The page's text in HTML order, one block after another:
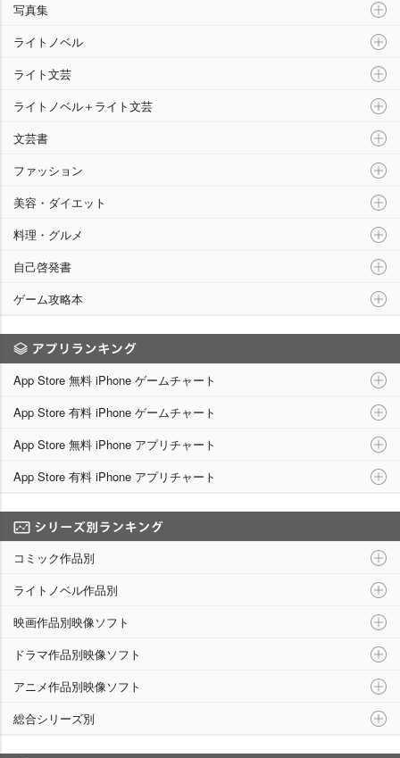
写真集
ライトノベル
ライト文芸
ライトノベル＋ライト文芸
文芸書
ファッション
美容・ダイエット
料理・グルメ
自己啓発書
ゲーム攻略本
App Store 無料 iPhone ゲームチャート
App Store 有料 iPhone ゲームチャート
App Store 無料 iPhone アプリチャート
App Store 有料 iPhone アプリチャート
コミック作品別
ライトノベル作品別
映画作品別映像ソフト
ドラマ作品別映像ソフト
アニメ作品別映像ソフト
総合シリーズ別